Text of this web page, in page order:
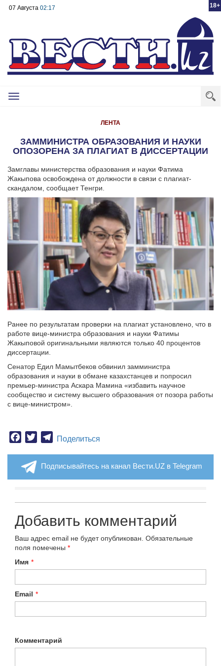
18+
07 Августа 02:17
Toggle
ЛЕНТА
ЗАММИНИСТРА ОБРАЗОВАНИЯ И НАУКИ
ОПОЗОРЕНА ЗА ПЛАГИАТ В ДИССЕРТАЦИИ
Замглавы министерства образования и науки Фатима
Жакыпова освобождена от должности в связи с плагиат-
скандалом, сообщает Тенгри.
Ранее по результатам проверки на плагиат установлено, что в
работе вице-министра образования и науки Фатимы
Жакыповой оригинальными являются только 40 процентов
диссертации.
Сенатор Едил Мамытбеков обвинил замминистра
образования и науки в обмане казахстанцев и попросил
премьер-министра Аскара Мамина «избавить научное
сообщество и систему высшего образования от позора работы
с вице-министром».
Facebook
TwitterTelegram
Поделиться
Подписывайтесь на канал Вести.UZ в Telegram
Добавить комментарий
Ваш адрес email не будет опубликован. Обязательные
поля помечены *
Имя *
Email *
Комментарий